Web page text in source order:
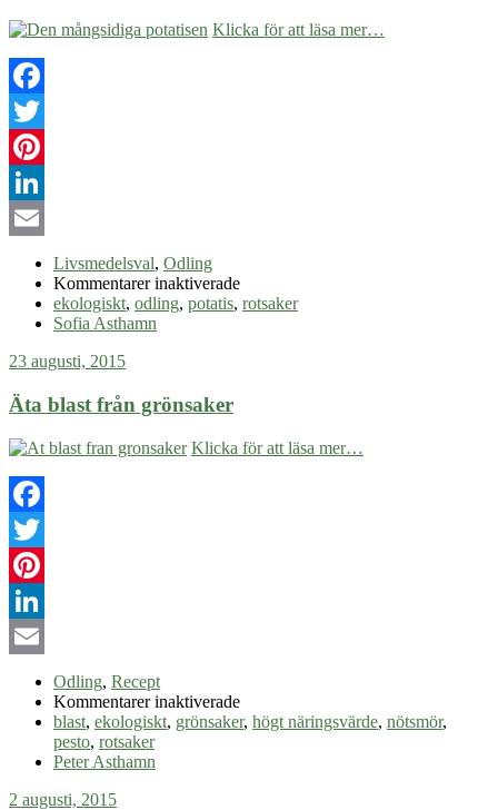
Klicka för att läsa mer…
Facebook
Twitter
Pinterest
LinkedIn
Livsmedelsval, Odling
Kommentarer inaktiveradeför
Den
ekologiskt, odling, potatis, rotsaker
Sofia Asthamn
23 augusti, 2015
Äta blast från grönsaker
Klicka för att läsa mer…
Facebook
Twitter
Pinterest
LinkedIn
Odling, Recept
Kommentarer inaktiveradeför
Äta
blast, ekologiskt, grönsaker, högt näringsvärde, nötsmör,
pesto, rotsaker
Peter Asthamn
2 augusti, 2015